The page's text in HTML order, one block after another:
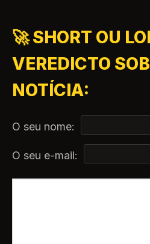
🚀 SHORT OU
VEREDICTO
NOTÍCIA:
O seu nome:
O seu e-mail: